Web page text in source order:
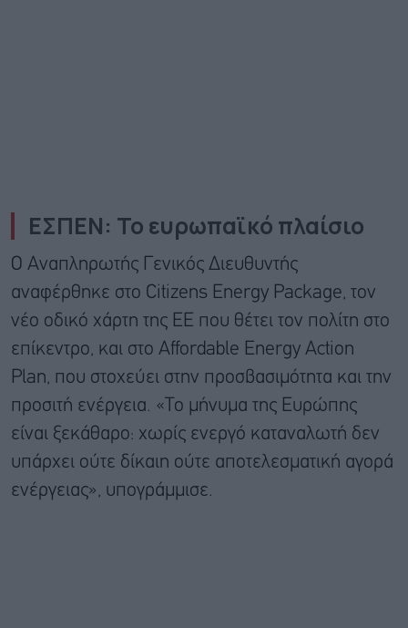
ΕΣΠΕΝ: Το ευρωπαϊκό πλαίσιο
Ο Αναπληρωτής Γενικός Διευθυντής
αναφέρθηκε στο Citizens Energy Package, τον
νέο οδικό χάρτη της ΕΕ που θέτει τον πολίτη στο
επίκεντρο, και στο Affordable Energy Action
Plan, που στοχεύει στην προσβασιμότητα και την
προσιτή ενέργεια. «Το μήνυμα της Ευρώπης
είναι ξεκάθαρο: χωρίς ενεργό καταναλωτή δεν
υπάρχει ούτε δίκαιη ούτε αποτελεσματική αγορά
ενέργειας», υπογράμμισε.